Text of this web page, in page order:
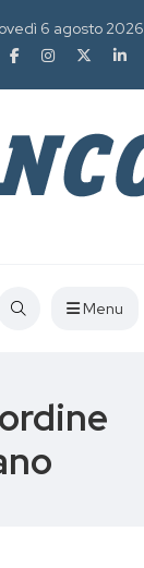
6 agosto 2026
Menu